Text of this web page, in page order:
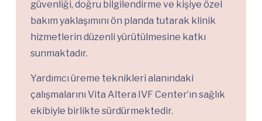
güvenliği, doğru bilgilendirme ve kişiye özel
bakım yaklaşımını ön planda tutarak klinik
hizmetlerin düzenli yürütülmesine katkı
sunmaktadır.
Yardımcı üreme teknikleri alanındaki
çalışmalarını Vita Altera IVF Center’ın sağlık
ekibiyle birlikte sürdürmektedir.